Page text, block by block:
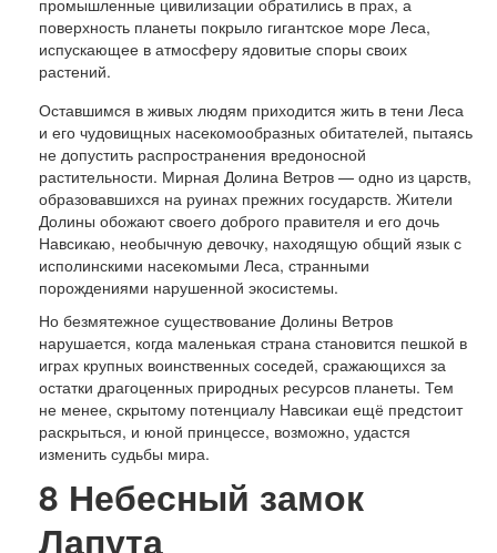
поверхность планеты покрыло гигантское море Леса,
испускающее в атмосферу ядовитые споры своих
растений.
Оставшимся в живых людям приходится жить в тени Леса
и его чудовищных насекомообразных обитателей, пытаясь
не допустить распространения вредоносной
растительности. Мирная Долина Ветров — одно из царств,
образовавшихся на руинах прежних государств. Жители
Долины обожают своего доброго правителя и его дочь
Навсикаю, необычную девочку, находящую общий язык с
исполинскими насекомыми Леса, странными
порождениями нарушенной экосистемы.
Но безмятежное существование Долины Ветров
нарушается, когда маленькая страна становится пешкой в
играх крупных воинственных соседей, сражающихся за
остатки драгоценных природных ресурсов планеты. Тем
не менее, скрытому потенциалу Навсикаи ещё предстоит
раскрыться, и юной принцессе, возможно, удастся
изменить судьбы мира.
8 Небесный замок
Лапута